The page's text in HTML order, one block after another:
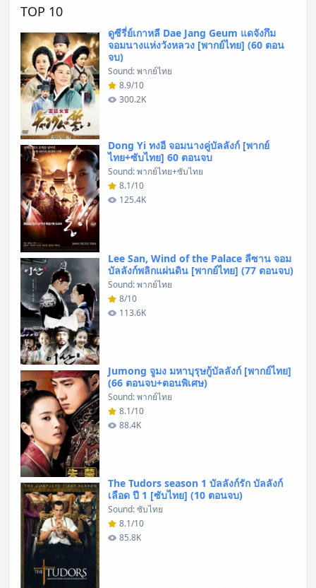
TOP 10
ดูซีรี่ย์เกาหลี Dae Jang Geum แดจังกึม
จอมนางแห่งวังหลวง [พากย์ไทย] (60 ตอน
จบ)
Sound: พากย์ไทย
8.9/10
300.2K
Dong Yi ทงอี จอมนางคู่บัลลังก์ [พากย์
ไทย+ซับไทย] 60 ตอนจบ
Sound: พากย์ไทย+ซับไทย
8.1/10
125.4K
Lee San, Wind of the Palace ลีซาน จอม
บัลลังก์พลิกแผ่นดิน [พากย์ไทย] (77 ตอนจบ)
Sound: พากย์ไทย
8/10
113.6K
Jumong จูมง มหาบุรุษกู้บัลลังก์ [พากย์ไทย]
(66 ตอนจบ+ตอนพิเศษ)
Sound: พากย์ไทย
8.1/10
88.4K
The Tudors season 1 บัลลังก์รัก บัลลังก์
เลือด ปี 1 [ซับไทย] (10 ตอนจบ)
Sound: ซับไทย
8.1/10
85.8K